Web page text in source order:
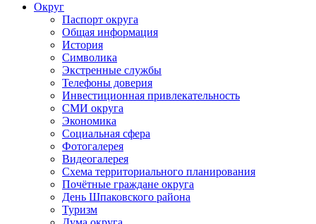
Округ
Паспорт округа
Общая информация
История
Символика
Экстренные службы
Телефоны доверия
Инвестиционная привлекательность
СМИ округа
Экономика
Социальная сфера
Фотогалерея
Видеогалерея
Схема территориального планирования
Почётные граждане округа
День Шпаковского района
Туризм